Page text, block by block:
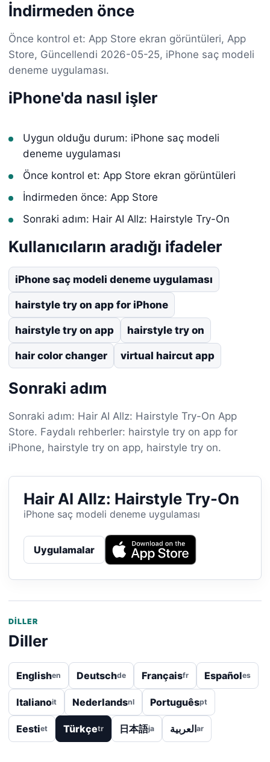
İndirmeden önce
Önce kontrol et: App Store ekran görüntüleri, App
Store, Güncellendi 2026-05-25, iPhone saç modeli
deneme uygulaması.
iPhone'da nasıl işler
Uygun olduğu durum: iPhone saç modeli
deneme uygulaması
Önce kontrol et: App Store ekran görüntüleri
İndirmeden önce: App Store
Sonraki adım: Hair AI Allz: Hairstyle Try-On
Kullanıcıların aradığı ifadeler
iPhone saç modeli deneme uygulaması
hairstyle try on app for iPhone
hairstyle try on app hairstyle try on
hair color changer virtual haircut app
Sonraki adım
Sonraki adım: Hair AI Allz: Hairstyle Try-On App
Store. Faydalı rehberler: hairstyle try on app for
iPhone, hairstyle try on app, hairstyle try on.
Hair AI Allz: Hairstyle Try-On
iPhone saç modeli deneme uygulaması
Uygulamalar
DILLER
Diller
Englishen Deutschde Françaisfr Españoles
Italianoit Nederlandsnl Portuguêspt
Eestiet Türkçetr 日本語ja العربيةar